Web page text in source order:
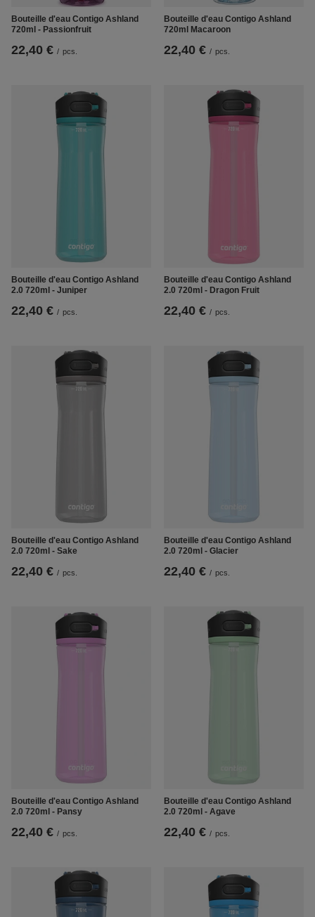
Bouteille d'eau Contigo Ashland
720ml - Passionfruit
22,40 € / pcs.
Bouteille d'eau Contigo Ashland
720ml Macaroon
22,40 € / pcs.
Bouteille d'eau Contigo Ashland
2.0 720ml - Juniper
22,40 € / pcs.
Bouteille d'eau Contigo Ashland
2.0 720ml - Dragon Fruit
22,40 € / pcs.
Bouteille d'eau Contigo Ashland
2.0 720ml - Sake
22,40 € / pcs.
Bouteille d'eau Contigo Ashland
2.0 720ml - Glacier
22,40 € / pcs.
Bouteille d'eau Contigo Ashland
2.0 720ml - Pansy
22,40 € / pcs.
Bouteille d'eau Contigo Ashland
2.0 720ml - Agave
22,40 € / pcs.